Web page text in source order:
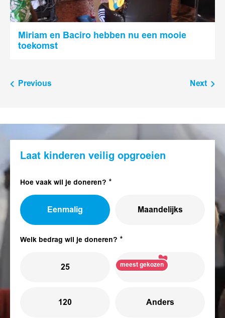
Miriam en Baciro hebben nu een mooie
toekomst
Previous Next
Laat kinderen veilig opgroeien
Hoe vaak wil je doneren?
Eenmalig Maandelijks
Welk bedrag wil je doneren?
25 meest gekozen
75
120 Anders